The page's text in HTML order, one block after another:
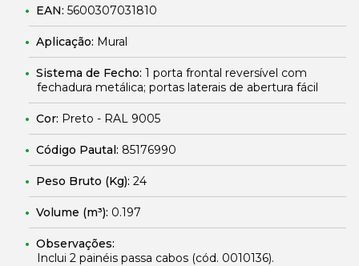
EAN: 5600307031810
Aplicação: Mural
Sistema de Fecho: 1 porta frontal reversível com
fechadura metálica; portas laterais de abertura fácil
Cor: Preto - RAL 9005
Código Pautal: 85176990
Peso Bruto (Kg): 24
Volume (m³): 0.197
Observações:
Inclui 2 painéis passa cabos (cód. 0010136).